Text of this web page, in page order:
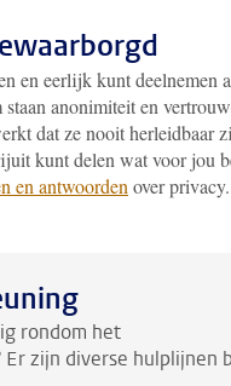
en eerlijk kunt deelnemen
anonimiteit en
dat ze nooit herleidbaar
kunt delen wat voor jou
en antwoorden over privacy.
rondom het
zijn diverse hulplijnen